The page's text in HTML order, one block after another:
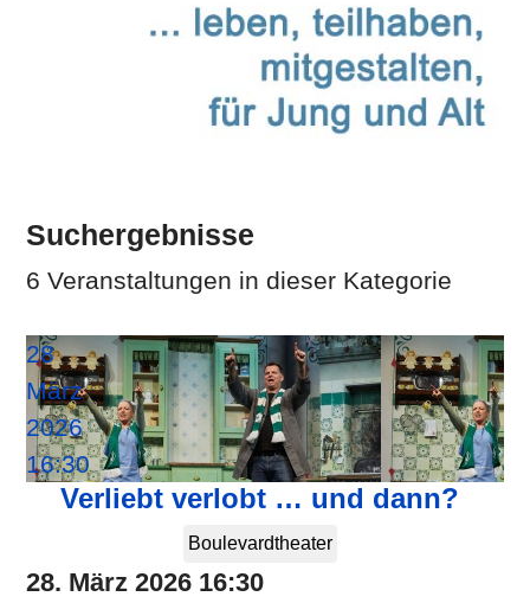
Suchergebnisse
6 Veranstaltungen in dieser Kategorie
28
März
2026
16:30
Verliebt verlobt … und dann?
Boulevardtheater
28. März 2026 16:30